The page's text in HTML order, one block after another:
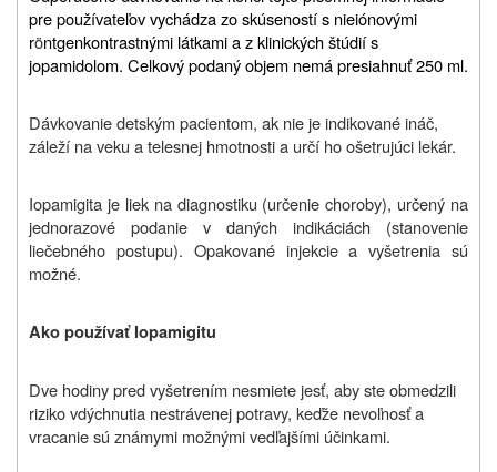
pre používateľov vychádza zo skúseností s nieiónovými
röntgenkontrastnými látkami a z klinických štúdií s
jopamidolom. Celkový podaný objem nemá presiahnuť 250 ml.
Dávkovanie detským pacientom, ak nie je indikované ináč,
záleží na veku a telesnej hmotnosti a určí ho ošetrujúci lekár.
Iopamigita je liek na diagnostiku (určenie choroby), určený na
jednorazové podanie v daných indikáciách (stanovenie
liečebného postupu). Opakované injekcie a vyšetrenia sú
možné.
Ako používať Iopamigitu
Dve hodiny pred vyšetrením nesmiete jesť, aby ste obmedzili
riziko vdýchnutia nestrávenej potravy, keďže nevoľnosť a
vracanie sú známymi možnými vedľajšími účinkami.